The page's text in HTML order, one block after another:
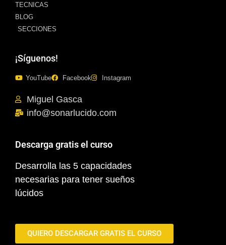
TECNICAS
BLOG
SECCIONES
¡Síguenos!
YouTube Facebook Instagram
Miguel Gasca
info@sonarlucido.com
Descarga gratis el curso
Desarrolla las 5 capacidades
necesarias para tener sueños
lúcidos
QUIERO DESCARGAR GRATIS EL CURSO